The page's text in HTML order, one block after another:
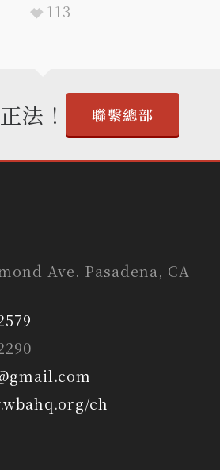
113
法！ 聯繫總部
Ave. Pasadena, CA
ch